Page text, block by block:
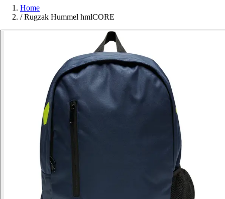
Home
/ Rugzak Hummel hmlCORE